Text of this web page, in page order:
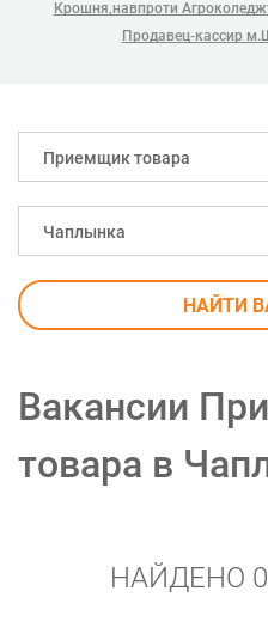
Крошня,навпроти
Продавец-кассир
Приемщик товара
Чаплынка
НАЙТИ
Вакансии
товара в
НАЙДЕНО